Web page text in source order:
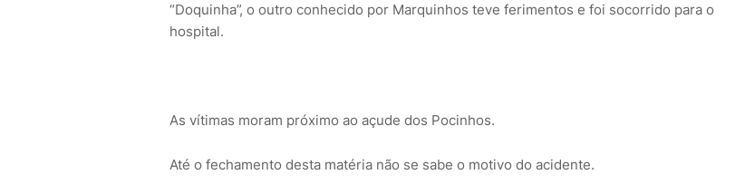
“Doquinha”, o outro conhecido por Marquinhos teve ferimentos e foi socorrido para o
hospital.
As vítimas moram próximo ao açude dos Pocinhos.
Até o fechamento desta matéria não se sabe o motivo do acidente.